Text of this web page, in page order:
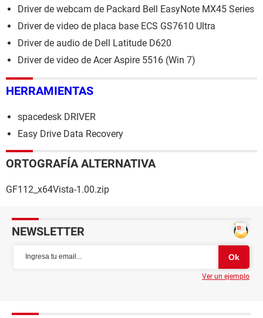
Driver de webcam de Packard Bell EasyNote MX45 Series
Driver de video de placa base ECS GS7610 Ultra
Driver de audio de Dell Latitude D620
Driver de video de Acer Aspire 5516 (Win 7)
HERRAMIENTAS
spacedesk DRIVER
Easy Drive Data Recovery
ORTOGRAFÍA ALTERNATIVA
GF112_x64Vista-1.00.zip
NEWSLETTER
Ver un ejemplo